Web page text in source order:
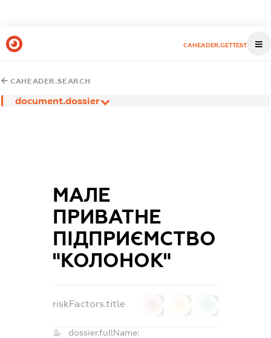
CAHEADER.GETTEST
CAHEADER.SEARCH
document.dossier
МАЛЕ
ПРИВАТНЕ
ПІДПРИЄМСТВО
"КОЛОНОК"
riskFactors.title
dossier.fullName: